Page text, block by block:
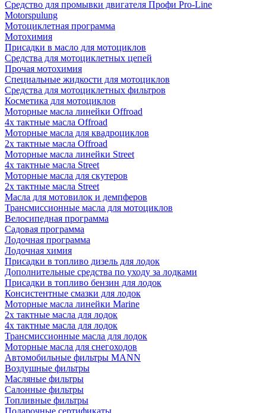
Средство для промывки двигателя Профи Pro-Line
Motorspulung
Мотоциклетная программа
Мотохимия
Присадки в масло для мотоциклов
Средства для мотоциклетных цепей
Прочая мотохимия
Специальные жидкости для мотоциклов
Средства для мотоциклетных фильтров
Косметика для мотоциклов
Моторные масла линейки Offroad
4х тактные масла Offroad
Моторные масла для квадроциклов
2х тактные масла Offroad
Моторные масла линейки Street
4х тактные масла Street
Моторные масла для скутеров
2х тактные масла Street
Масла для мотовилок и демпферов
Трансмиссионные масла для мотоциклов
Велосипедная программа
Садовая программа
Лодочная программа
Лодочная химия
Присадки в топливо дизель для лодок
Дополнительные средства по уходу за лодками
Присадки в топливо бензин для лодок
Консистентные смазки для лодок
Моторные масла линейки Marine
2х тактные масла для лодок
4х тактные масла для лодок
Трансмиссионные масла для лодок
Моторные масла для снегоходов
Автомобильные фильтры MANN
Воздушные фильтры
Масляные фильтры
Салонные фильтры
Топливные фильтры
Подарочные сертификаты